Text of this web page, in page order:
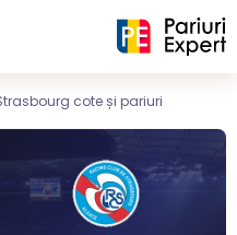
cote și pariuri